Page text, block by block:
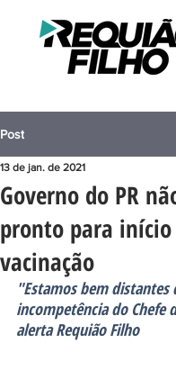
Post
Governo do PR
pronto para
vacinação
13 de jan. de 2021
"Estamos bem
incompetência do Chefe
alerta Requião Filho